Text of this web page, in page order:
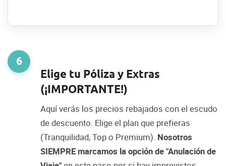
6
Elige tu Póliza y Extras
(¡IMPORTANTE!)
Aquí verás los precios rebajados con el escudo
de descuento. Elige el plan que prefieras
(Tranquilidad, Top o Premium). Nosotros
SIEMPRE marcamos la opción de "Anulación de